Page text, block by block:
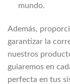
mundo.
Además,
garantizar la
nuestros
guiaremos en
perfecta en tus